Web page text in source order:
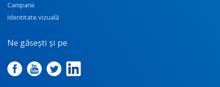
Campanii
Identitate vizuală
Ne găsești și pe